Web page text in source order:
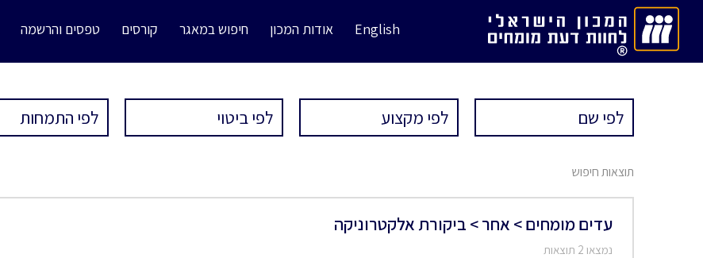
English אודות המכון חיפוש במאגר קורסים טפסים והרשמה
תוצאות חיפוש
עדים מומחים > אחר > ביקורת אלקטרוניקה
נמצאו 2 תוצאות